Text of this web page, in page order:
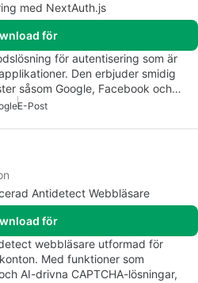
med NextAuth.js
för
för autentisering som är
Den erbjuder smidig
såsom Google, Facebook och…
E-Post
Antidetect Webbläsare
för
webbläsare utformad för
Med funktioner som
AI-drivna CAPTCHA-lösningar,